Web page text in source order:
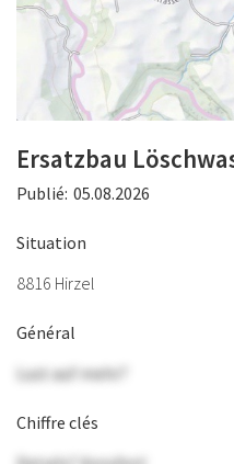
Ersatzbau
Publié: 05.08.2026
Situation
8816 Hirzel
Général
Lust auf mehr?
Chiffre clés